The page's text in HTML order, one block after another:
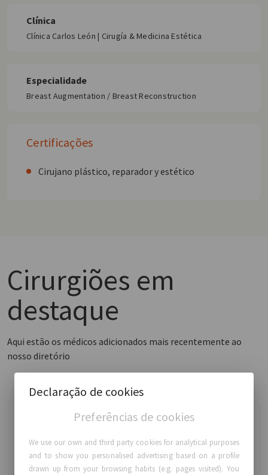
Clínica
Clínica Carlos León | Cirugía & Medicina Estética
Especialidade
Breast Augmentation / Breast Reconstruction
Certificações
Cirujano plástico, reparador y estético
Cirurgiões em
destaque
Aqui estão os médicos adicionados mais recentemente ao
nosso diretório
时述党 时述党
13586072997
shishudang@qq.com
Declaração de cookies
Preferências de cookies
We use our own and third party cookies for analytical purposes
and to show you personalised advertising based on a profile
drawn up from your browsing habits (e.g. pages visited). You